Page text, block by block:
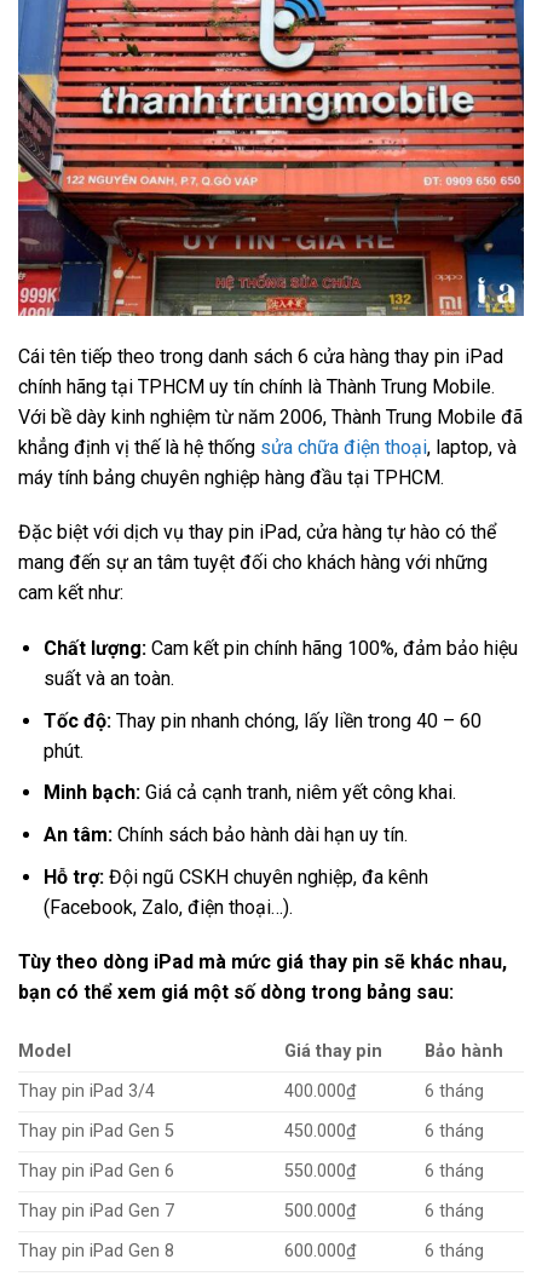
Cái tên tiếp theo trong danh sách 6 cửa hàng thay pin iPad
chính hãng tại TPHCM uy tín chính là Thành Trung Mobile.
Với bề dày kinh nghiệm từ năm 2006, Thành Trung Mobile đã
khẳng định vị thế là hệ thống sửa chữa điện thoại, laptop, và
máy tính bảng chuyên nghiệp hàng đầu tại TPHCM.
Đặc biệt với dịch vụ thay pin iPad, cửa hàng tự hào có thể
mang đến sự an tâm tuyệt đối cho khách hàng với những
cam kết như:
Chất lượng: Cam kết pin chính hãng 100%, đảm bảo hiệu
suất và an toàn.
Tốc độ: Thay pin nhanh chóng, lấy liền trong 40 – 60
phút.
Minh bạch: Giá cả cạnh tranh, niêm yết công khai.
An tâm: Chính sách bảo hành dài hạn uy tín.
Hỗ trợ: Đội ngũ CSKH chuyên nghiệp, đa kênh
(Facebook, Zalo, điện thoại…).
Tùy theo dòng iPad mà mức giá thay pin sẽ khác nhau,
bạn có thể xem giá một số dòng trong bảng sau:
Model Giá thay pin
Bảo hành
Thay pin iPad 3/4
400.000₫
6 tháng
Thay pin iPad Gen 5
450.000₫
6 tháng
Thay pin iPad Gen 6
550.000₫
6 tháng
Thay pin iPad Gen 7
500.000₫
6 tháng
Thay pin iPad Gen 8
600.000₫
6 tháng